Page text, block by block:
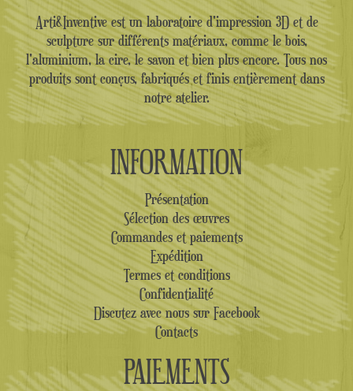
Arti&Inventive est un laboratoire d'impression 3D et de
sculpture sur différents matériaux, comme le bois,
l'aluminium, la cire, le savon et bien plus encore. Tous nos
produits sont conçus, fabriqués et finis entièrement dans
notre atelier.
INFORMATION
Présentation
Sélection des œuvres
Commandes et paiements
Expédition
Termes et conditions
Confidentialité
Discutez avec nous sur Facebook
Contacts
PAIEMENTS